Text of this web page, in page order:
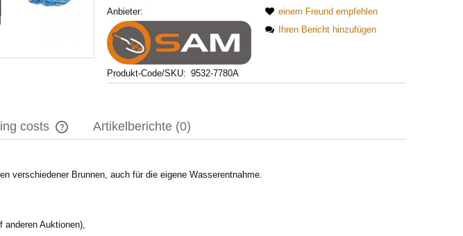
Anbieter:
Produkt-Code/SKU: 9532-7780A
einem Freund empfehlen
Ihren Bericht hinzufügen
costs
payment costs
Artikelberichte (0)
verschiedener Brunnen, auch für die eigene Wasserentnahme.
anderen Auktionen),